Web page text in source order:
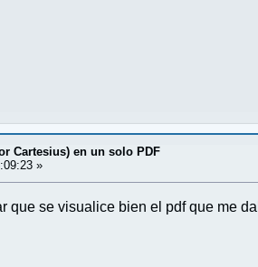
Cartesius) en un solo PDF
»
que se visualice bien el pdf que me